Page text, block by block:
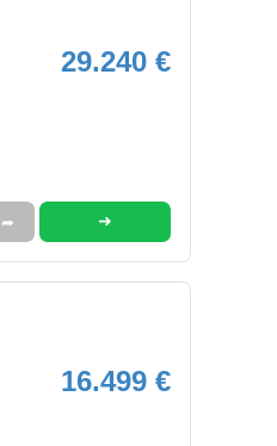
29.240 €
➦ ➜
16.499 €